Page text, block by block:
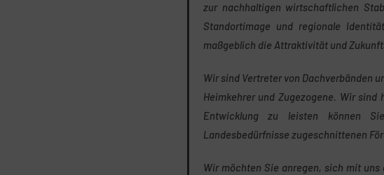
zur nachhaltigen wirtschaftlichen
Standortimage und regionale
maßgeblich die Attraktivität und
Wir sind Vertreter von Dachverbänden
Heimkehrer und Zugezogene. Wir
Entwicklung zu leisten können
Landesbedürfnisse zugeschnittenen
Wir möchten Sie anregen, sich mit